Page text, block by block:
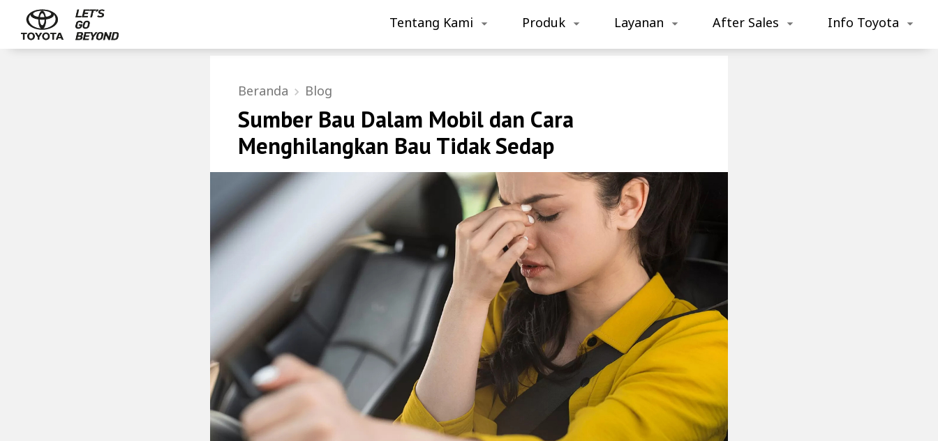
Tentang Kami Produk Layanan After Sales Info Toyota
Beranda Blog
Sumber Bau Dalam Mobil dan Cara
Menghilangkan Bau Tidak Sedap